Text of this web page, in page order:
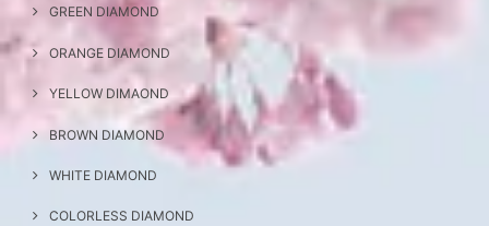
GREEN DIAMOND
ORANGE DIAMOND
YELLOW DIMAOND
BROWN DIAMOND
WHITE DIAMOND
COLORLESS DIAMOND